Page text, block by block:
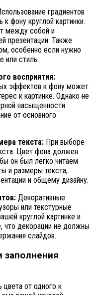
градиентов
фону круглой картинки.
между собой и
презентации. Также
особенно если нужно
или стиль.
восприятия:
эффектов к фону может
к картинке. Однако не
насыщенности
от основного
текста: При выборе
Цвет фона должен
он был легко читаем
и размеры текста,
и общему дизайну.
Декоративные
или текстурные
круглой картинке и
что декорации не должны
слайдов.
заполнения
цвета от одного к